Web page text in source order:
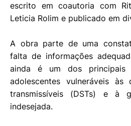
escrito em coautoria com
Leticia Rolim e publicado em
A obra parte de uma
falta de informações
ainda é um dos principais
adolescentes vulneráveis às
transmissíveis (DSTs) e à
indesejada.